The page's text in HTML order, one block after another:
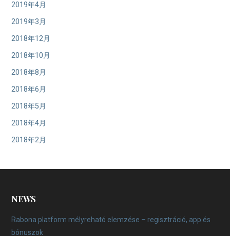
2019年4月
2019年3月
2018年12月
2018年10月
2018年8月
2018年6月
2018年5月
2018年4月
2018年2月
NEWS
Rabona platform mélyreható elemzése – regisztráció, app és
bónuszok